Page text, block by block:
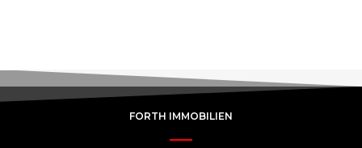
FORTH IMMOBILIEN